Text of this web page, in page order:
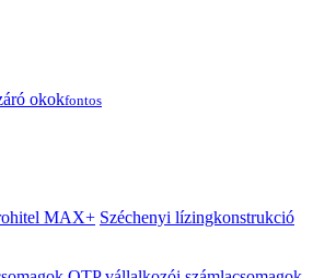
okokfontos
MAX+ Széchenyi lízingkonstrukció